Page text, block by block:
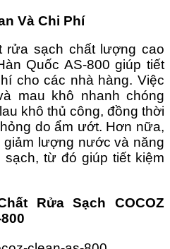
Và Chi Phí
rửa sạch chất lượng cao
Quốc AS-800 giúp tiết
cho các nhà hàng. Việc
mau khô nhanh chóng
khô thủ công, đồng thời
do ẩm ướt. Hơn nữa,
giảm lượng nước và năng
từ đó giúp tiết kiệm
Rửa Sạch COCOZ